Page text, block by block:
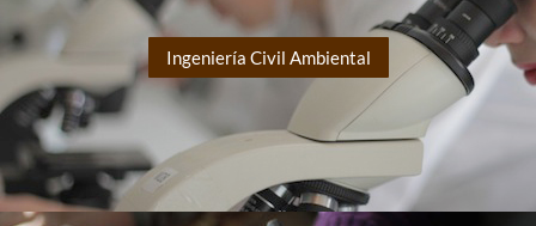
Ingeniería Civil Ambiental